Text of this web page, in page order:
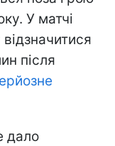
У матчі
після
дало